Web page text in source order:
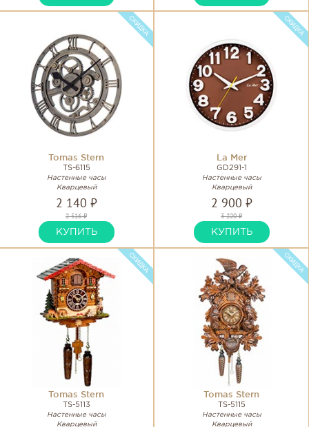
Tomas Stern
TS-6115
Настенные часы
Кварцевый
2 140 ₽
2 516 ₽
КУПИТЬ
La Mer
GD291-1
Настенные часы
Кварцевый
2 900 ₽
3 220 ₽
КУПИТЬ
Tomas Stern
TS-5113
Настенные часы
Кварцевый
Tomas Stern
TS-5115
Настенные часы
Кварцевый